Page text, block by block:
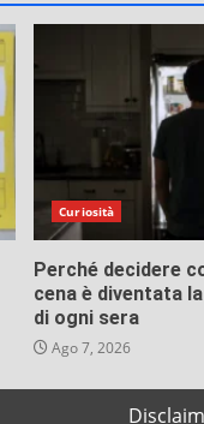
Curiosità
Perché decidere
cena è diventata
di ogni sera
Ago 7, 2026